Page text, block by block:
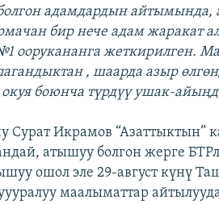
адамдардын айтымында,
бир нече адам жаракат
оорукананга жеткирилген.
, шаарда азыр
окуя боюнча түрдүү ушак-
Сурат Икрамов “Азаттыктын”
атышуу болгон жерге
ошол эле 29-август күнү
маалыматтар